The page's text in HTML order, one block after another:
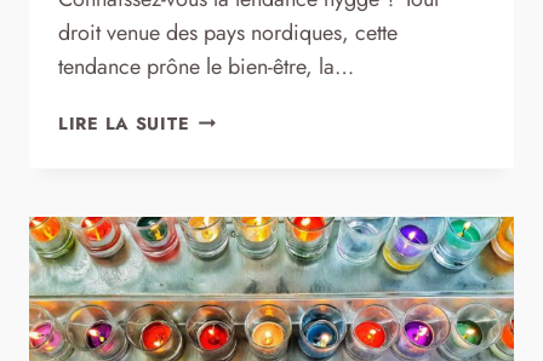
droit venue des pays nordiques, cette
tendance prône le bien-être, la…
LIRE LA SUITE FABRIQUER